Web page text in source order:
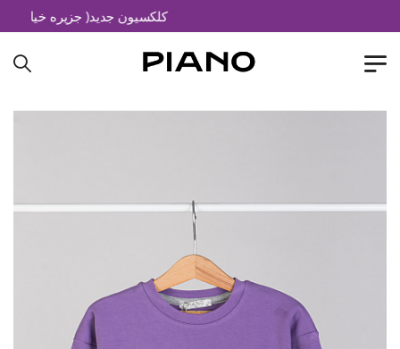
کلکسیون جدید( جزیره خیال)